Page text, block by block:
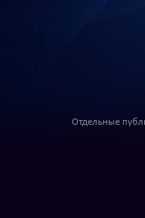
Отдельные